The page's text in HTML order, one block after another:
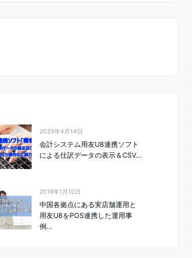
2023年4月14日
会計システム用友U8連携ソフト
による仕訳データの表示＆CSV...
2019年1月10日
中国各拠点にある実店舗運用と
用友U8をPOS連携した運用事
例...